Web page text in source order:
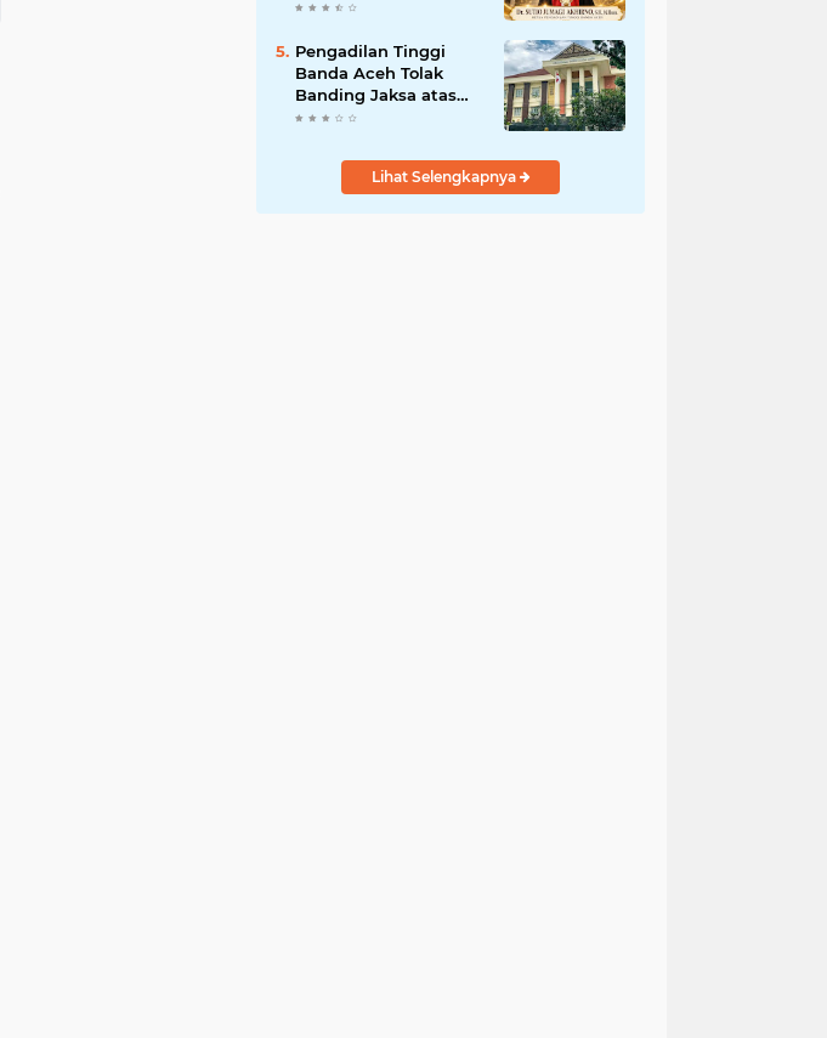
Pengadilan Tinggi
Banda Aceh Tolak
Banding Jaksa atas
Putusan Bebas Kasus
Lihat Selengkapnya